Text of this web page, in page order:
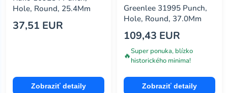
Hole, Round, 25.4Mm
37,51 EUR
Zobraziť detaily
Greenlee 31995 Punch,
Hole, Round, 37.0Mm
109,43 EUR
🔥Super ponuka, blízko
historického minima!
Zobraziť detaily